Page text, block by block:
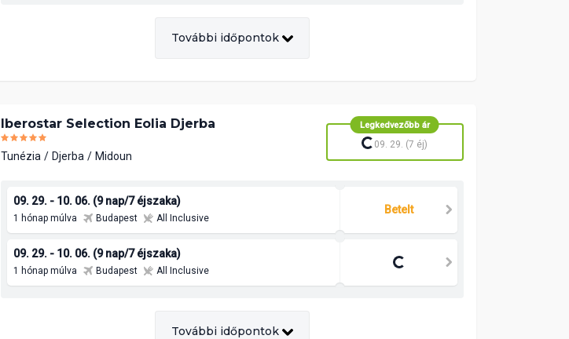
További időpontok
Iberostar Selection Eolia Djerba
Tunézia Djerba Midoun
Legkedvezőbb ár
09. 29. (7 éj)
09. 29. - 10. 06. (9 nap/7 éjszaka)
1 hónap múlva Budapest All Inclusive
Betelt
09. 29. - 10. 06. (9 nap/7 éjszaka)
1 hónap múlva Budapest All Inclusive
További időpontok